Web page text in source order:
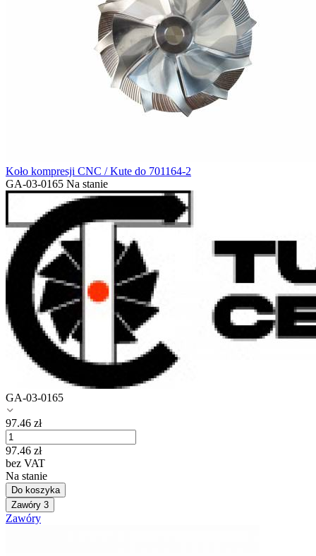
Koło kompresji CNC / Kute do 701164-2
GA-03-0165 Na stanie
GA-03-0165
97.46 zł
97.46 zł
bez VAT
Na stanie
Do koszyka
Zawóry 3
Zawóry